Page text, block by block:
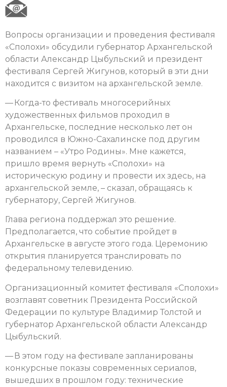
Вопросы организации и проведения фестиваля
«Сполохи» обсудили губернатор Архангельской
области Александр Цыбульский и президент
фестиваля Сергей Жигунов, который в эти дни
находится с визитом на архангельской земле.
— Когда-то фестиваль многосерийных
художественных фильмов проходил в
Архангельске, последние несколько лет он
проводился в Южно-Сахалинске под другим
названием – «Утро Родины». Мне кажется,
пришло время вернуть «Сполохи» на
историческую родину и провести их здесь, на
архангельской земле, – сказал, обращаясь к
губернатору, Сергей Жигунов.
Глава региона поддержал это решение.
Предполагается, что событие пройдет в
Архангельске в августе этого года. Церемонию
открытия планируется транслировать по
федеральному телевидению.
Организационный комитет фестиваля «Сполохи»
возглавят советник Президента Российской
Федерации по культуре Владимир Толстой и
губернатор Архангельской области Александр
Цыбульский.
— В этом году на фестивале запланированы
конкурсные показы современных сериалов,
вышедших в прошлом году: технические